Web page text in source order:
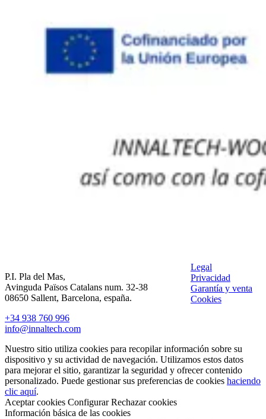
P.I. Pla del Mas,
Avinguda Països Catalans num. 32-38
08650 Sallent, Barcelona, españa.
+34 938 760 996
info@innaltech.com
Legal
Privacidad
Garantía y venta
Cookies
Nuestro sitio utiliza cookies para recopilar información sobre su
dispositivo y su actividad de navegación. Utilizamos estos datos
para mejorar el sitio, garantizar la seguridad y ofrecer contenido
personalizado. Puede gestionar sus preferencias de cookies haciendo
clic aquí.
Aceptar cookies Configurar Rechazar cookies
Información básica de las cookies